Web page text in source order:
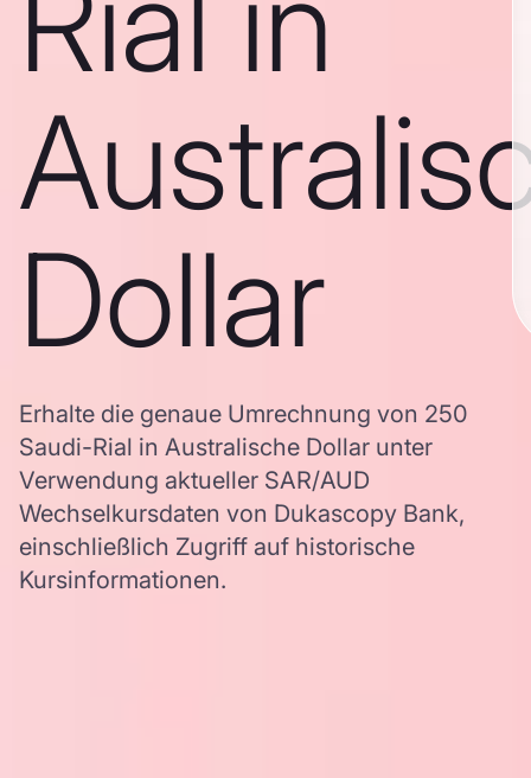
Dollar
Erhalte die genaue Umrechnung von 250
Saudi-Rial in Australische Dollar unter
Verwendung aktueller SAR/AUD
Wechselkursdaten von Dukascopy Bank,
einschließlich Zugriff auf historische
Kursinformationen.